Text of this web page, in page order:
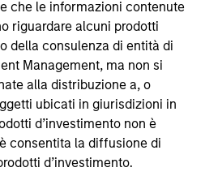
che le informazioni contenute
riguardare alcuni prodotti
della consulenza di entità di
Management, ma non si
alla distribuzione a, o
ubicati in giurisdizioni in
d’investimento non è
consentita la diffusione di
d’investimento.